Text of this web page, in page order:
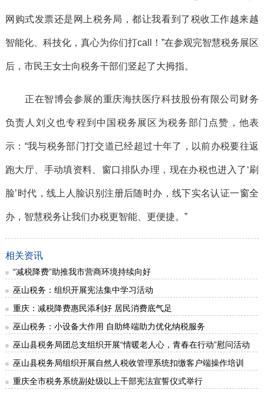
网购式发票还是网上税务局，都让我看到了税收工作越来越
智能化、科技化，真心为你们打call！”在参观完智慧税务展区
后，市民王女士向税务干部们竖起了大拇指。
正在智博会参展的重庆海扶医疗科技股份有限公司财务
负责人刘义也专程到中国税务展区为税务部门点赞，他表
示：“我与税务部门打交道已经超过十年了，以前办税要往返
跑大厅、手动填资料、窗口排队办理，现在办税也进入了‘刷
脸’时代，线上人脸识别注册后随时办，线下实名认证一窗全
办，智慧税务让我们办税更智能、更便捷。”
相关资讯
“减税降费”助推我市营商环境持续向好
巫山税务：组织开展宪法集中学习活动
重庆：减税降费惠民添利好 居民消费底气足
巫山税务：小设备大作用 自助终端助力优化纳税服务
巫山县税务局团总支组织开展“情暖老人心，青春在行动”慰问活动
巫山县税务局组织开展自然人税收管理系统扣缴客户端操作培训
重庆全市税务系统副处级以上干部宪法宣誓仪式举行